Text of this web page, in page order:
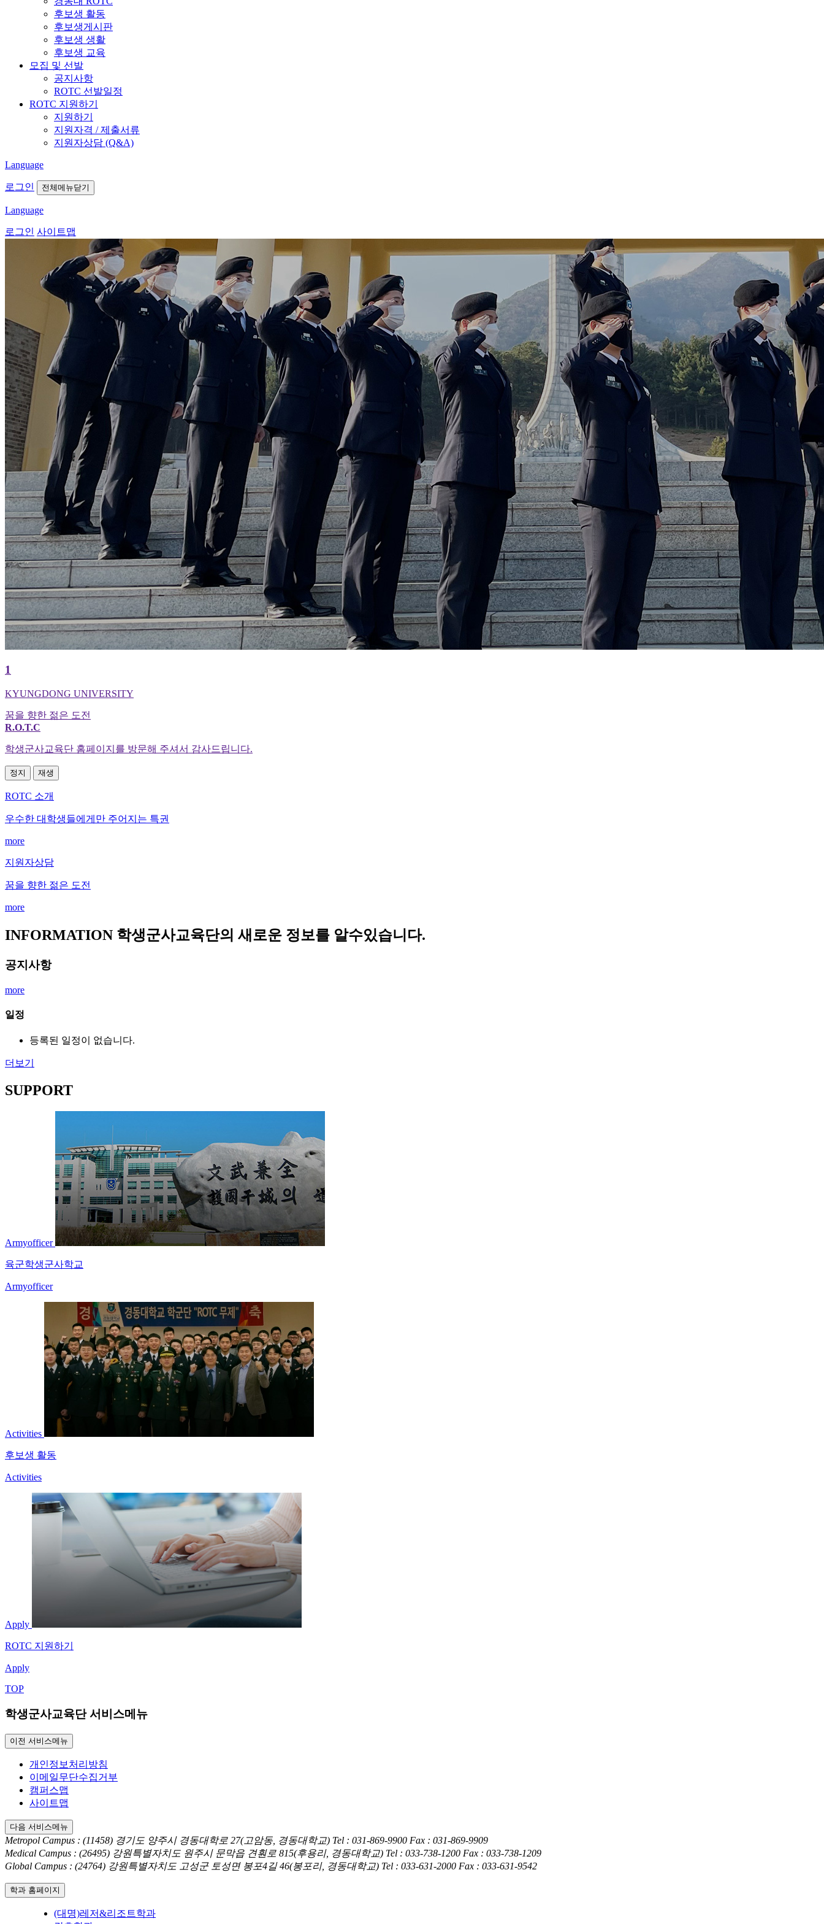
후보생 활동
후보생게시판
후보생 생활
후보생 교육
모집 및 선발
공지사항
ROTC 선발일정
ROTC 지원하기
지원하기
지원자격 / 제출서류
지원자상담 (Q&A)
Language
로그인 전체메뉴닫기
Language
로그인 사이트맵
1
KYUNGDONG UNIVERSITY
꿈을 향한 젊은 도전
R.O.T.C
학생군사교육단 홈페이지를 방문해 주셔서 감사드립니다.
정지 재생
ROTC 소개
우수한 대학생들에게만 주어지는 특권
more
지원자상담
꿈을 향한 젊은 도전
more
INFORMATION 학생군사교육단의 새로운 정보를 알수있습니다.
공지사항
more
일정
등록된 일정이 없습니다.
더보기
SUPPORT
Armyofficer
육군학생군사학교
Armyofficer
Activities
후보생 활동
Activities
Apply
ROTC 지원하기
Apply
TOP
학생군사교육단 서비스메뉴
이전 서비스메뉴
개인정보처리방침
이메일무단수집거부
캠퍼스맵
사이트맵
다음 서비스메뉴
Metropol Campus : (11458) 경기도 양주시 경동대학로 27(고암동, 경동대학교) Tel : 031-869-9900 Fax : 031-869-9909
Medical Campus : (26495) 강원특별자치도 원주시 문막읍 견훤로 815(후용리, 경동대학교) Tel : 033-738-1200 Fax : 033-738-1209
Global Campus : (24764) 강원특별자치도 고성군 토성면 봉포4길 46(봉포리, 경동대학교) Tel : 033-631-2000 Fax : 033-631-9542
학과 홈페이지
(대명)레저&리조트학과